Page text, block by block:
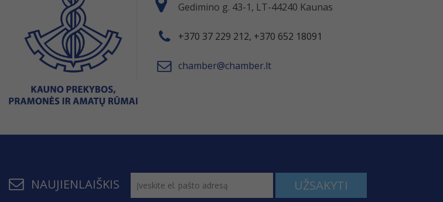
Gedimino g. 43-1, LT-44240 Kaunas
+370 37 229 212, +370 652 18091
chamber@chamber.lt
NAUJIENLAIŠKIS UŽSAKYTI